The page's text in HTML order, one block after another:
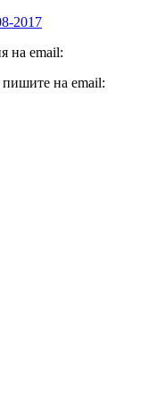
2017
на email:
на email: